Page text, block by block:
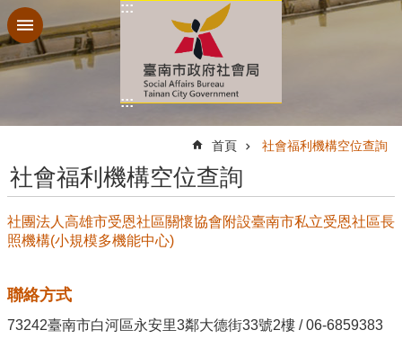
跳到主要內容區塊
:::
:::
首頁 社會福利機構空位查詢
社會福利機構空位查詢
社團法人高雄市受恩社區關懷協會附設臺南市私立受恩社區長
照機構(小規模多機能中心)
聯絡方式
73242臺南市白河區永安里3鄰大德街33號2樓 / 06-6859383